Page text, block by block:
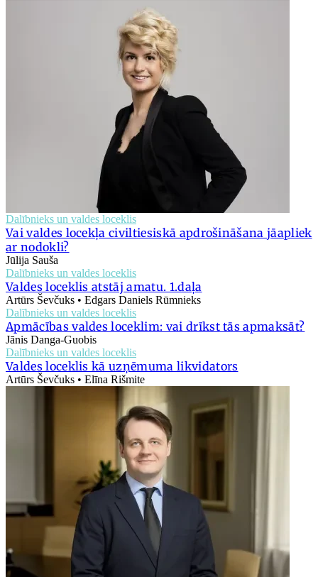
Dalībnieks un valdes loceklis
Vai valdes locekļa civiltiesiskā apdrošināšana jāapliek
ar nodokli?
Jūlija Sauša
Dalībnieks un valdes loceklis
Valdes loceklis atstāj amatu. 1.daļa
Artūrs Ševčuks • Edgars Daniels Rūmnieks
Dalībnieks un valdes loceklis
Apmācības valdes loceklim: vai drīkst tās apmaksāt?
Jānis Danga-Guobis
Dalībnieks un valdes loceklis
Valdes loceklis kā uzņēmuma likvidators
Artūrs Ševčuks • Elīna Rišmite